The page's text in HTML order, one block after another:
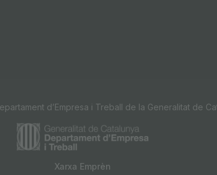
d’Empresa i Treball de la Generalitat de
Xarxa Emprèn